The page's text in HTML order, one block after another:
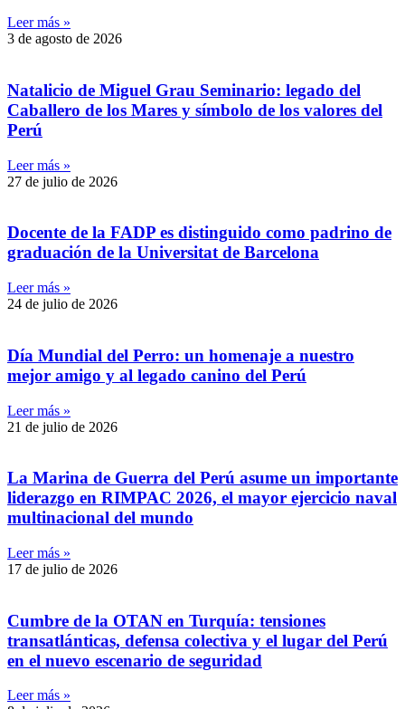
Leer más »
3 de agosto de 2026
Natalicio de Miguel Grau Seminario: legado del
Caballero de los Mares y símbolo de los valores del
Perú
Leer más »
27 de julio de 2026
Docente de la FADP es distinguido como padrino de
graduación de la Universitat de Barcelona
Leer más »
24 de julio de 2026
Día Mundial del Perro: un homenaje a nuestro
mejor amigo y al legado canino del Perú
Leer más »
21 de julio de 2026
La Marina de Guerra del Perú asume un importante
liderazgo en RIMPAC 2026, el mayor ejercicio naval
multinacional del mundo
Leer más »
17 de julio de 2026
Cumbre de la OTAN en Turquía: tensiones
transatlánticas, defensa colectiva y el lugar del Perú
en el nuevo escenario de seguridad
Leer más »